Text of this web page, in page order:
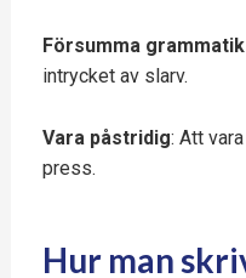
Försumma
intrycket av slarv.
Vara påstridig: Att
press.
Hur man